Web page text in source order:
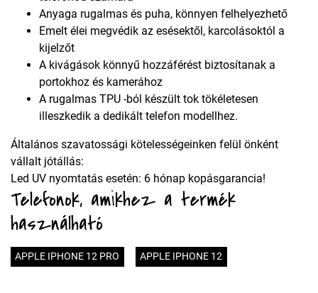
Anyaga rugalmas és puha, könnyen felhelyezhető
Emelt élei megvédik az esésektől, karcolásoktól a
kijelzőt
A kivágások könnyű hozzáférést biztosítanak a
portokhoz és kamerához
A rugalmas TPU -ból készült tok tökéletesen
illeszkedik a dedikált telefon modellhez.
Általános szavatossági kötelességeinken felül önként
vállalt jótállás:
Led UV nyomtatás esetén: 6 hónap kopásgarancia!
Telefonok, amikhez a termék
használható
APPLE IPHONE 12 PRO APPLE IPHONE 12